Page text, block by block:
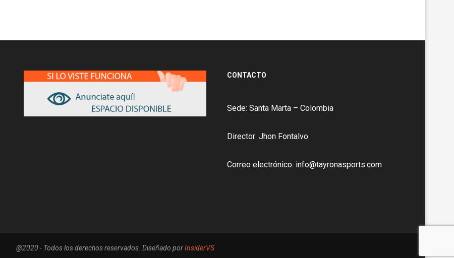
CONTACTO
Sede: Santa Marta – Colombia
Director: Jhon Fontalvo
Correo electrónico: info@tayronasports.com
@2020 - Todos los derechos reservados. Diseñado porInsiderVS